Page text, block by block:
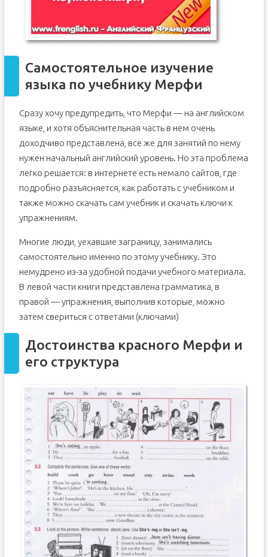
Самостоятельное изучение
языка по учебнику Мерфи
Сразу хочу предупредить, что Мерфи — на английском
языке, и хотя объяснительная часть в нем очень
доходчиво представлена, все же для занятий по нему
нужен начальный английский уровень. Но эта проблема
легко решается: в интернете есть немало сайтов, где
подробно разъясняется, как работать с учебником и
также можно скачать сам учебник и скачать ключи к
упражнениям.
Многие люди, уехавшие заграницу, занимались
самостоятельно именно по этому учебнику. Это
немудрено из-за удобной подачи учебного материала.
В левой части книги представлена грамматика, в
правой — упражнения, выполнив которые, можно
затем свериться с ответами (ключами)
Достоинства красного Мерфи и
его структура